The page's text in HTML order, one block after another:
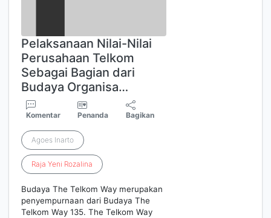
Pelaksanaan Nilai-Nilai
Perusahaan Telkom
Sebagai Bagian dari
Budaya Organisa…
Komentar Penanda Bagikan
Agoes Inarto
Raja Yeni Rozalina
Budaya The Telkom Way merupakan
penyempurnaan dari Budaya The
Telkom Way 135. The Telkom Way